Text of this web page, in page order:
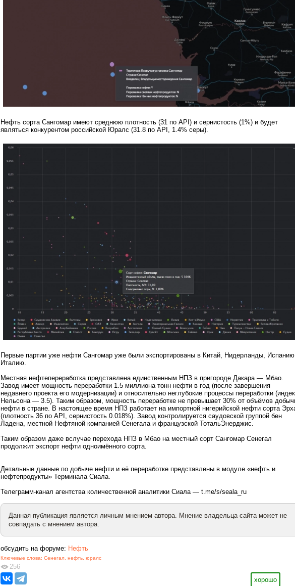
Нефть сорта Сангомар имеют среднюю плотность (31 по API) и сернистость (1%) и будет
являться конкурентом российской Юралс (31.8 по API, 1.4% серы).
Первые партии уже нефти Сангомар уже были экспортированы в Китай, Нидерланды,
Италию.
Местная нефтепереработка представлена единственным НПЗ в пригороде Дакара — Мбао.
Завод имеет мощность переработки 1.5 миллиона тонн нефти в год (после завершения
недавнего проекта его модернизации) и относительно неглубокие процессы переработки
Нельсона — 3.5). Таким образом, мощность переработке не превышает 30% от объёмов
нефти в стране. В настоящее время НПЗ работает на импортной нигерийской нефти сорта
(плотность 36 по API, сернистость 0.018%). Завод контролируется саудовской группой бен
Ладена, местной Нефтяной компанией Сенегала и французской ТотальЭнерджис.
Таким образом даже вслучае перехода НПЗ в Мбао на местный сорт Сангомар Сенегал
продолжит экспорт нефти одноимённого сорта.
Детальные данные по добыче нефти и её переработке представлены в модуле «нефть и
нефтепродукты» Терминала Сиала.
Телеграмм-канал агентства количественной аналитики Сиала — t.me/s/seala_ru
Данная публикация является личным мнением автора. Мнение владельца сайта может не
совпадать с мнением автора.
обсудить на форуме: Нефть
Ключевые слова: Сенегал нефть юралс
256
хорошо